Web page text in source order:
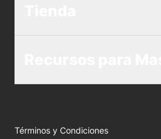
Términos y Condiciones